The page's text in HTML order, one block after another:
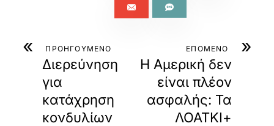
« ΠΡΟΗΓΟΥΜΕΝΟ
Διερεύνηση
για
κατάχρηση
κονδυλίων
»
ΕΠΟΜΕΝΟ
Η Αμερική δεν
είναι πλέον
ασφαλής: Τα
ΛΟΑΤΚΙ+